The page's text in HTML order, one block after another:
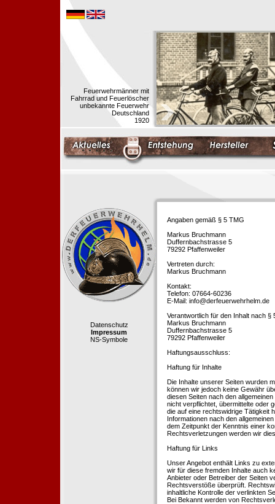
Feuerwehrmänner mit
Fahrrad und Feuerlöscher
unbekannte Feuerwehr
Deutschland
1920
Datenschutz
Impressum
NS-Symbole
Angaben gemäß § 5 TMG
Markus Bruchmann
Duffernbachstrasse 5
79292 Pfaffenweiler
Vertreten durch:
Markus Bruchmann
Kontakt:
Telefon: 07664-60236
E-Mail: info@derfeuerwehrhelm.de
Verantwortlich für den Inhalt nach §
Markus Bruchmann
Duffernbachstrasse 5
79292 Pfaffenweiler
Haftungsausschluss:
Haftung für Inhalte
Die Inhalte unserer Seiten wurden
können wir jedoch keine Gewähr
diesen Seiten nach den
nicht verpflichtet, übermittelte oder
die auf eine rechtswidrige Tätigkeit
Informationen nach den
dem Zeitpunkt der Kenntnis einer
Rechtsverletzungen werden wir
Haftung für Links
Unser Angebot enthält Links zu
wir für diese fremden Inhalte auch
Anbieter oder Betreiber der Seiten
Rechtsverstöße überprüft.
inhaltliche Kontrolle der verlinkten
Bei Bekannt werden von